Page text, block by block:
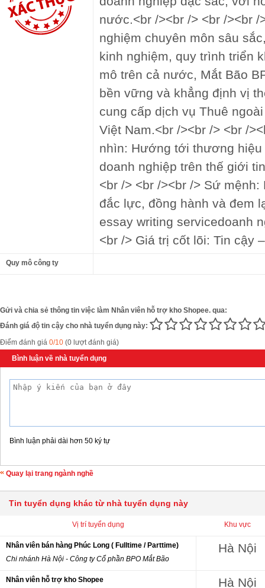
nước.<br /><br /> <br /><br
nghiệm chuyên môn sâu
kinh nghiệm, quy trình triển
mô trên cả nước, Mắt Bão
bền vững và khẳng định vị
cung cấp dịch vụ Thuê
Việt Nam.<br /><br /> <br /
nhìn: Hướng tới thương
doanh nghiệp trên thế giới
<br /> <br /><br /> Sứ
đắc lực, đồng hành và đem
essay writing servicedoanh
<br /> Giá trị cốt lõi: Tin cậy
Quy mô công ty
Gửi và chia sẻ thông tin việc làm Nhân viên hỗ trợ kho Shopee. qua:
Đánh giá độ tin cậy cho nhà tuyển dụng này:
Điểm đánh giá 0/10 (0 lượt đánh giá)
Bình luận về nhà tuyển dụng
Bình luận phải dài hơn 50 ký tự
Quay lại trang ngành nghề
Tin tuyển dụng khác từ nhà tuyển dụng này
Vị trí tuyển dụng Khu vực
Nhân viên bán hàng Phúc Long ( Fulltime / Parttime)
Chi nhánh Hà Nội - Công ty Cổ phần BPO Mắt Bão
Hà Nội
Nhân viên hỗ trợ kho Shopee
Hà Nội